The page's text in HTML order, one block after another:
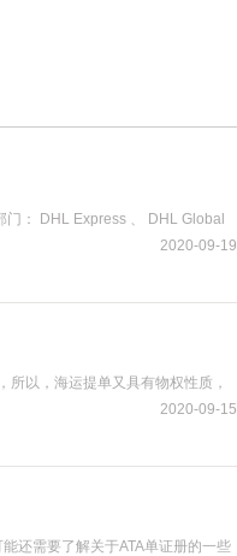
： DHL Express 、 DHL Global
2020-09-19
以，海运提单又具有物权性质，
2020-09-15
还需要了解关于ATA单证册的一些